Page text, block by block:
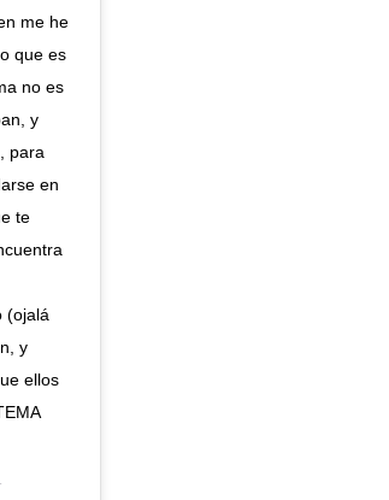
me he
que es
no es
y
para
en
te
(ojalá
y
ellos